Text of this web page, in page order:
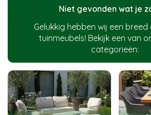
Niet gevonden wat je
Gelukkig hebben wij een
tuinmeubels! Bekijk een van
categorieën: